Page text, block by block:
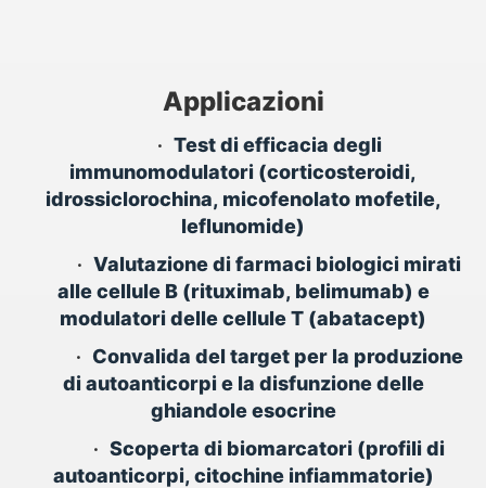
Applicazioni
• Test di efficacia degli
immunomodulatori (corticosteroidi,
idrossiclorochina, micofenolato mofetile,
leflunomide)
• Valutazione di farmaci biologici mirati
alle cellule B (rituximab, belimumab) e
modulatori delle cellule T (abatacept)
• Convalida del target per la produzione
di autoanticorpi e la disfunzione delle
ghiandole esocrine
• Scoperta di biomarcatori (profili di
autoanticorpi, citochine infiammatorie)